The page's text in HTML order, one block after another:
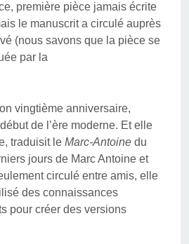
première pièce jamais écrite
le manuscrit a circulé auprès
(nous savons que la pièce se
par la
vingtième anniversaire,
de l’ère moderne. Et elle
traduisit le Marc-Antoine du
jours de Marc Antoine et
circulé entre amis, elle
des connaissances
pour créer des versions